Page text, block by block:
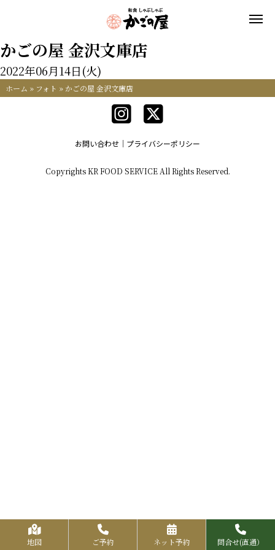
かごの屋 金沢文庫店
2022年06月14日(火)
ホーム » フォト » かごの屋 金沢文庫店
お問い合わせ プライバシーポリシー
Copyrights KR FOOD SERVICE All Rights Reserved.
地図 ご予約 ネット予約 問合せ(直通）